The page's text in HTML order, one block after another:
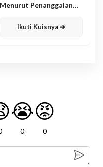
Menurut Penanggalan
Ikuti Kuisnya ➔
😭
0
😡
0